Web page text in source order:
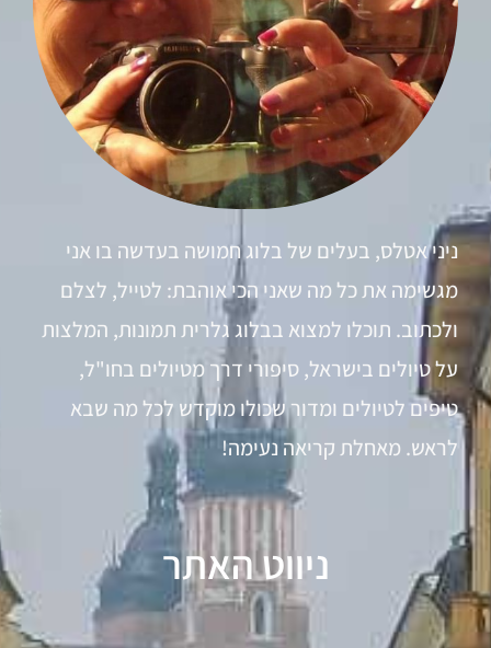
ניני אטלס, בעלים של בלוג חמושה בעדשה בו אני
מגשימה את כל מה שאני הכי אוהבת: לטייל, לצלם
ולכתוב. תוכלו למצוא בבלוג גלרית תמונות, המלצות
על טיולים בישראל, סיפורי דרך מטיולים בחו"ל,
טיפים לטיולים ומדור שכולו מוקדש לכל מה שבא
לראש. מאחלת קריאה נעימה!
ניווט האתר